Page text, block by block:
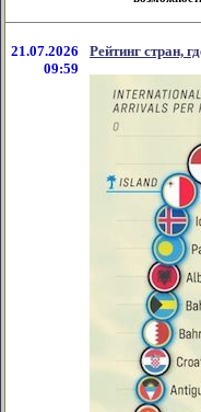
21.07.2026
09:59
Рейтинг стран,